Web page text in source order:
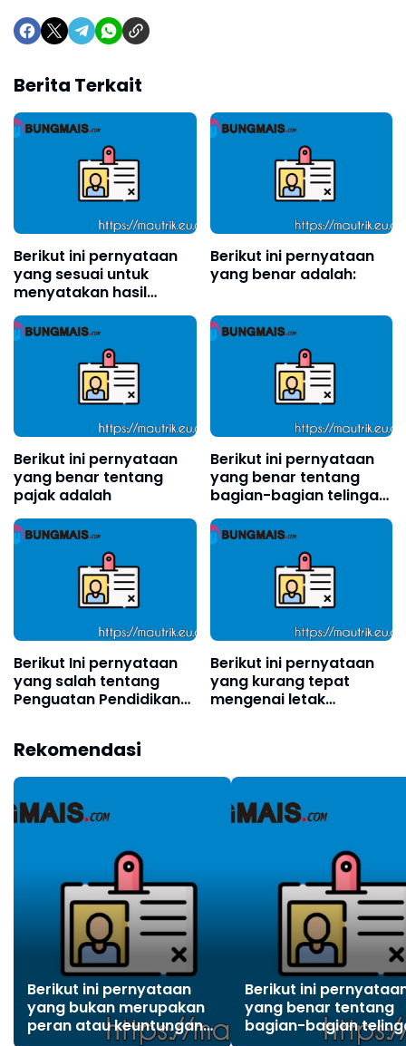
Berita Terkait
Berikut ini pernyataan
yang sesuai untuk
menyatakan hasil
percobaan telepon
kaleng adalah . . . .
(boleh memilih lebih
dari satu jawaban)?
Berikut ini pernyataan
yang benar adalah:
Berikut ini pernyataan
yang benar tentang
pajak adalah
Berikut ini pernyataan
yang benar tentang
bagian-bagian telinga
adalah . . . .(boleh pilih
lebih dari satu)?
Berikut Ini pernyataan
yang salah tentang
Penguatan Pendidikan
Permendikbud Nomor
Berikut ini pernyataan
yang kurang tepat
mengenai letak
Rekomendasi
Berikut ini pernyataan
yang bukan merupakan
peran atau keuntungan
Berikut ini
yang benar tentang
bagian-bagian